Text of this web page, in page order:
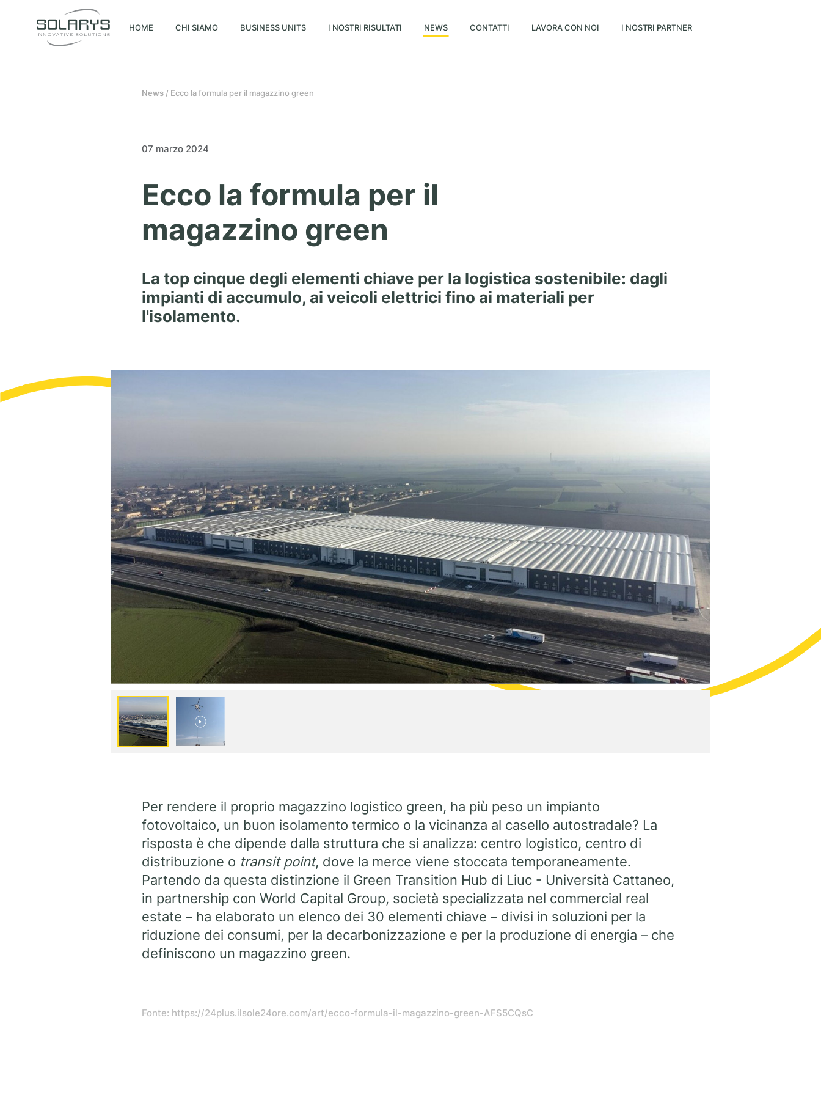
HOME CHI SIAMO BUSINESS UNITS I NOSTRI RISULTATI NEWS CONTATTI LAVORA CON NOI I NOSTRI PARTNER
News / Ecco la formula per il magazzino green
07 marzo 2024
Ecco la formula per il
magazzino green
La top cinque degli elementi chiave per la logistica sostenibile: dagli
impianti di accumulo, ai veicoli elettrici fino ai materiali per
l'isolamento.
Per rendere il proprio magazzino logistico green, ha più peso un impianto
fotovoltaico, un buon isolamento termico o la vicinanza al casello autostradale? La
risposta è che dipende dalla struttura che si analizza: centro logistico, centro di
distribuzione o transit point, dove la merce viene stoccata temporaneamente.
Partendo da questa distinzione il Green Transition Hub di Liuc - Università Cattaneo,
in partnership con World Capital Group, società specializzata nel commercial real
estate – ha elaborato un elenco dei 30 elementi chiave – divisi in soluzioni per la
riduzione dei consumi, per la decarbonizzazione e per la produzione di energia – che
definiscono un magazzino green.
Fonte: https://24plus.ilsole24ore.com/art/ecco-formula-il-magazzino-green-AFS5CQsC